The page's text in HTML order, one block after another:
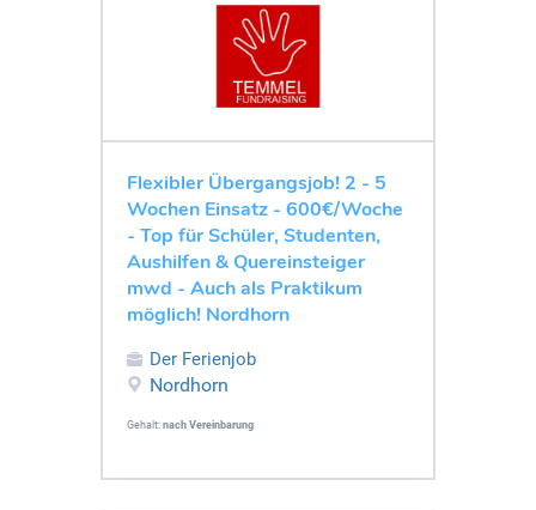
Flexibler Übergangsjob! 2 - 5
Wochen Einsatz - 600€/Woche
- Top für Schüler, Studenten,
Aushilfen & Quereinsteiger
mwd - Auch als Praktikum
möglich! Nordhorn
Der Ferienjob
Nordhorn
Gehalt: nach Vereinbarung